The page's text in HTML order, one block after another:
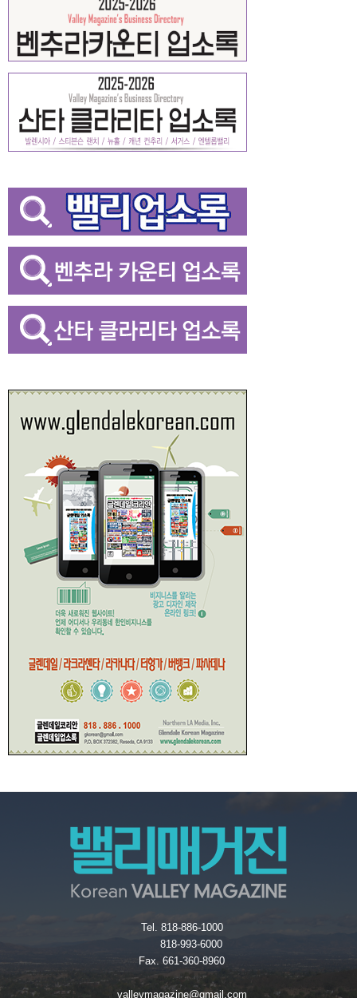
Tel. 818-886-1000
818-993-6000
Fax. 661-360-8960
valleymagazine@gmail.com